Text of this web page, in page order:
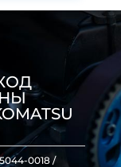
0018